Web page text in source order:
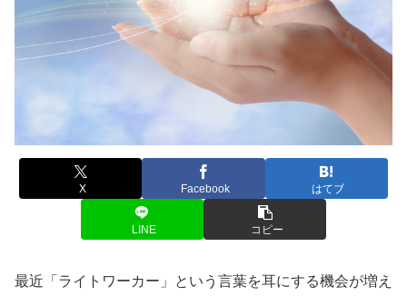
X Facebook はてブ
LINE コピー
最近「ライトワーカー」という言葉を耳にする機会が増え